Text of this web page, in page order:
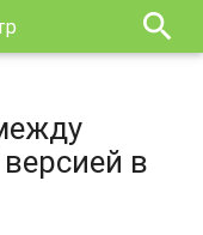
search
в